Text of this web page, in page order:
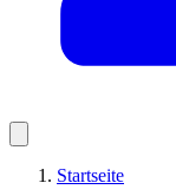
Startseite